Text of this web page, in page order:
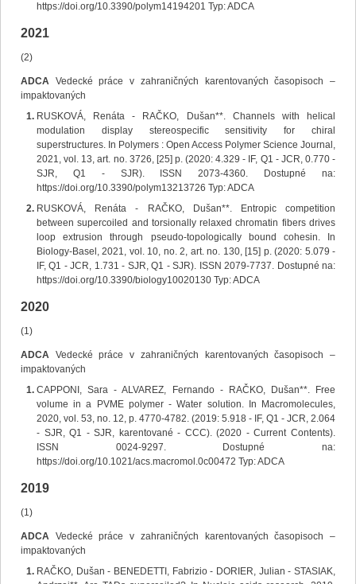
https://doi.org/10.3390/polym14194201 Typ: ADCA
2021
(2)
ADCA Vedecké práce v zahraničných karentovaných časopisoch –
impaktovaných
RUSKOVÁ, Renáta - RAČKO, Dušan**. Channels with helical
modulation display stereospecific sensitivity for chiral
superstructures. In Polymers : Open Access Polymer Science Journal,
2021, vol. 13, art. no. 3726, [25] p. (2020: 4.329 - IF, Q1 - JCR, 0.770 -
SJR, Q1 - SJR). ISSN 2073-4360. Dostupné na:
https://doi.org/10.3390/polym13213726 Typ: ADCA
RUSKOVÁ, Renáta - RAČKO, Dušan**. Entropic competition
between supercoiled and torsionally relaxed chromatin fibers drives
loop extrusion through pseudo-topologically bound cohesin. In
Biology-Basel, 2021, vol. 10, no. 2, art. no. 130, [15] p. (2020: 5.079 -
IF, Q1 - JCR, 1.731 - SJR, Q1 - SJR). ISSN 2079-7737. Dostupné na:
https://doi.org/10.3390/biology10020130 Typ: ADCA
2020
(1)
ADCA Vedecké práce v zahraničných karentovaných časopisoch –
impaktovaných
CAPPONI, Sara - ALVAREZ, Fernando - RAČKO, Dušan**. Free
volume in a PVME polymer - Water solution. In Macromolecules,
2020, vol. 53, no. 12, p. 4770-4782. (2019: 5.918 - IF, Q1 - JCR, 2.064
- SJR, Q1 - SJR, karentované - CCC). (2020 - Current Contents).
ISSN 0024-9297. Dostupné na:
https://doi.org/10.1021/acs.macromol.0c00472 Typ: ADCA
2019
(1)
ADCA Vedecké práce v zahraničných karentovaných časopisoch –
impaktovaných
RAČKO, Dušan - BENEDETTI, Fabrizio - DORIER, Julian - STASIAK,